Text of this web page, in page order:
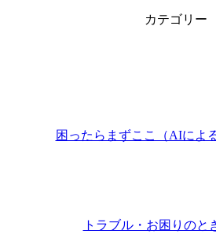
カテゴリー
困ったらまずここ（AIによ
トラブル・お困りのと